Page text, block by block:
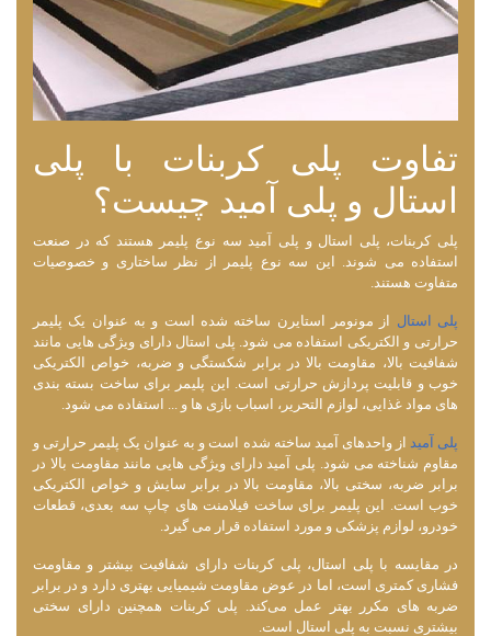
تفاوت پلی کربنات با پلی
استال و پلی آمید چیست؟
پلی کربنات، پلی استال و پلی آمید سه نوع پلیمر هستند که در صنعت
استفاده می ‌شوند. این سه نوع پلیمر از نظر ساختاری و خصوصیات
متفاوت هستند.
پلی استال از مونومر استایرن ساخته شده است و به عنوان یک پلیمر
حرارتی و الکتریکی استفاده می ‌شود. پلی استال دارای ویژگی‌ هایی مانند
شفافیت بالا، مقاومت بالا در برابر شکستگی و ضربه، خواص الکتریکی
خوب و قابلیت پردازش حرارتی است. این پلیمر برای ساخت بسته ‌بندی‌
های مواد غذایی، لوازم التحریر، اسباب بازی‌ ها و ... استفاده می ‌شود.
پلی آمید از واحدهای آمید ساخته شده است و به عنوان یک پلیمر حرارتی و
مقاوم شناخته می شود. پلی آمید دارای ویژگی‌ هایی مانند مقاومت بالا در
برابر ضربه، سختی بالا، مقاومت بالا در برابر سایش و خواص الکتریکی
خوب است. این پلیمر برای ساخت فیلامنت ‌های چاپ سه‌ بعدی، قطعات
خودرو، لوازم پزشکی و مورد استفاده قرار می گیرد.
در مقایسه با پلی استال، پلی کربنات دارای شفافیت بیشتر و مقاومت
فشاری کمتری است، اما در عوض مقاومت شیمیایی بهتری دارد و در برابر
ضربه‌ های مکرر بهتر عمل می‌کند. پلی کربنات همچنین دارای سختی
بیشتری نسبت به پلی استال است.